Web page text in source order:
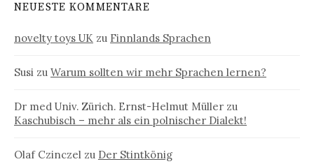
NEUESTE KOMMENTARE
novelty toys UK zu Finnlands Sprachen
Susi zu Warum sollten wir mehr Sprachen lernen?
Dr med Univ. Zürich. Ernst-Helmut Müller zu
Kaschubisch – mehr als ein polnischer Dialekt!
Olaf Czinczel zu Der Stintkönig